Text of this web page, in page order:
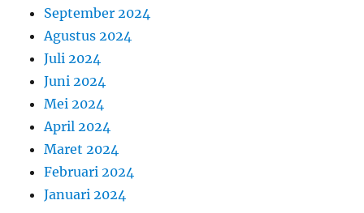
September 2024
Agustus 2024
Juli 2024
Juni 2024
Mei 2024
April 2024
Maret 2024
Februari 2024
Januari 2024